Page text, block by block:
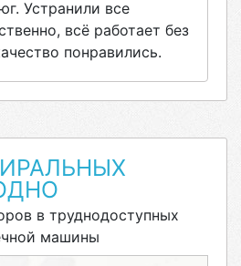
Устранили все
всё работает без
понравились.
в труднодоступных
машины